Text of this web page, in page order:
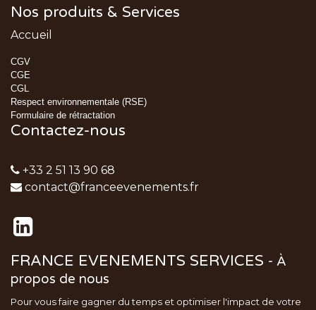
Nos produits & Services
Accueil
CGV
CGE
CGL
Respect environnementale (RSE)
Formulaire de rétractation
Contactez-nous
+33 2 51 13 90 68
contact@franceevenements.fr
FRANCE EVENEMENTS SERVICES - À
propos de nous
Pour vous faire gagner du temps et optimiser l'impact de votre